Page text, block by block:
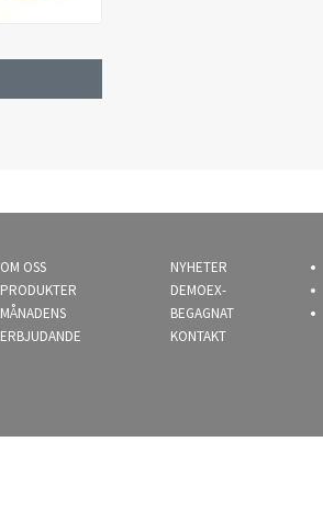
OM OSS
PRODUKTER
MÅNADENS
ERBJUDANDE
NYHETER
DEMOEX-
BEGAGNAT
KONTAKT